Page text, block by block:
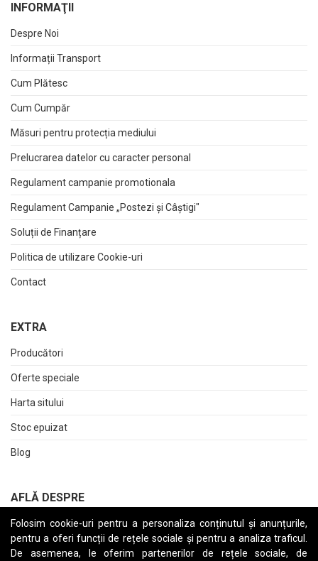
Folosim cookie-uri pentru a personaliza conținutul și anunțurile,
pentru a oferi funcții de rețele sociale și pentru a analiza traficul.
De asemenea, le oferim partenerilor de rețele sociale, de
INFORMAŢII
Despre Noi
Informații Transport
Cum Plătesc
Cum Cumpăr
Măsuri pentru protecția mediului
Prelucrarea datelor cu caracter personal
Regulament campanie promotionala
Regulament Campanie „Postezi și Câștigi"
Soluții de Finanțare
Politica de utilizare Cookie-uri
Contact
EXTRA
Producători
Oferte speciale
Harta sitului
Stoc epuizat
Blog
AFLĂ DESPRE
Returnări
Termeni și Condiții